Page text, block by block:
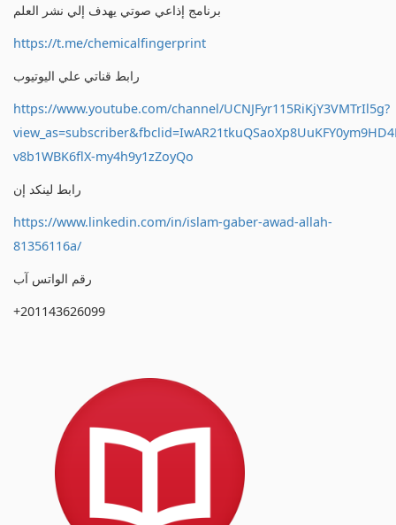
برنامج إذاعي صوتي يهدف إلي نشر العلم
https://t.me/chemicalfingerprint
رابط قناتي علي اليوتيوب
https://www.youtube.com/channel/UCNJFyr115RiKjY3VMTrIl5g?
v8b1WBK6flX-my4h9y1zZoyQo
رابط لينكد إن
https://www.linkedin.com/in/islam-gaber-awad-allah-
81356116a/
رقم الواتس آب
+201143626099